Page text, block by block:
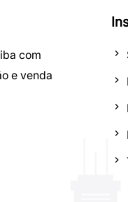
com
e venda